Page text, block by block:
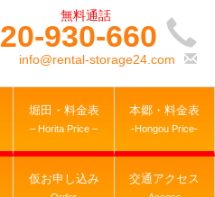
930-660
info@rental-storage24.com
堀田・料金表
– Horita Price –
本郷・料金表
-Hongou Price-
仮お申し込み 交通アクセス